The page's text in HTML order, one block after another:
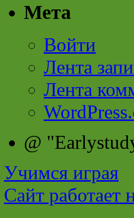
Мета
Войти
Лента
Лента
@
Учимся играя
Сайт работает